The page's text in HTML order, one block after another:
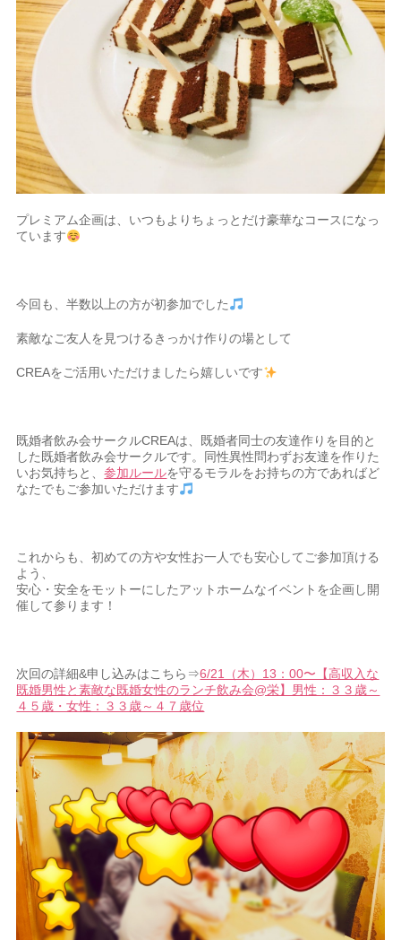
プレミアム企画は、いつもよりちょっとだけ豪華なコースになっ
ています
今回も、半数以上の方が初参加でした
素敵なご友人を見つけるきっかけ作りの場として
CREAをご活用いただけましたら嬉しいです
既婚者飲み会サークルCREAは、既婚者同士の友達作りを目的と
した既婚者飲み会サークルです。同性異性問わずお友達を作りた
いお気持ちと、参加ルールを守るモラルをお持ちの方であればど
なたでもご参加いただけます
これからも、初めての方や女性お一人でも安心してご参加頂ける
よう、
安心・安全をモットーにしたアットホームなイベントを企画し開
催して参ります！
次回の詳細&申し込みはこちら⇒6/21（木）13：00〜【高収入な
既婚男性と素敵な既婚女性のランチ飲み会@栄】男性：３３歳～
４５歳・女性：３３歳～４７歳位